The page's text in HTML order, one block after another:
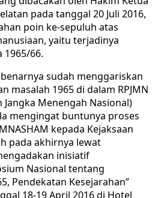
pada tanggal 20 Juli 2016,
poin ke-sepuluh atas
yaitu terjadinya
1965/66.
sudah menggariskan
masalah 1965 di dalam RPJMN
Menengah Nasional)
mengingat buntunya proses
kepada Kejaksaan
pada akhirnya lewat
inisiatif
Nasional tentang
Pendekatan Kesejarahan”
18-19 April 2016 di Hotel